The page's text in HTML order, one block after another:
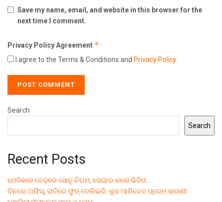
Save my name, email, and website in this browser for the
next time I comment.
Privacy Policy Agreement *
I agree to the Terms & Conditions and Privacy Policy.
Search
Search
Recent Posts
ମେଡିକାଲ ବେଡ଼ରେ ସୋନୁ ନିଗମ, ସେୟାର କଲେ ଭିଡିଓ…
ଦିନରେ ଅଫିସ୍, ରାତିରେ ଫୁଡ୍ ଡେଲିଭରି: ଲୁହ ଆଣିଦେବ ପ୍ରେମ କାହାଣୀ